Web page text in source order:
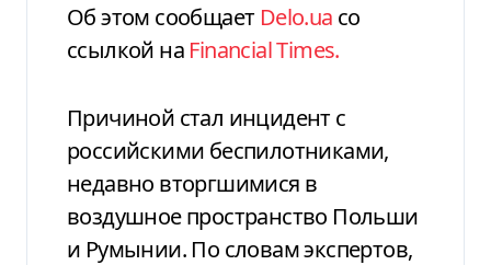
Об этом сообщает Delo.ua со
ссылкой на Financial Times.
Причиной стал инцидент с
российскими беспилотниками,
недавно вторгшимися в
воздушное пространство Польши
и Румынии. По словам экспертов,